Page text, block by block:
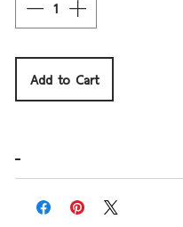
Add to Cart